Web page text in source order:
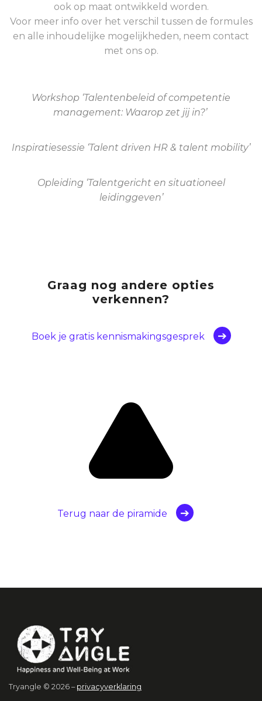
ook op maat ontwikkeld worden.
Voor meer info over het verschil tussen de formules
en alle inhoudelijke mogelijkheden, neem contact
met ons op.
Workshop ‘Talentenbeleid of competentie
management: Waarop zet jij in?’
Inspiratiesessie ‘Talent driven HR & talent mobility’
Opleiding ‘Talentgericht en situationeel
leidinggeven’
Graag nog andere opties
verkennen?
Boek je gratis kennismakingsgesprek
Terug naar de piramide
Tryangle © 2026 – privacyverklaring